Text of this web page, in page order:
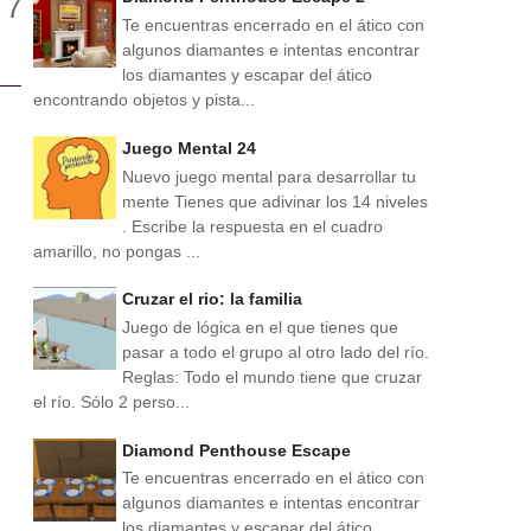
Te encuentras encerrado en el ático con
algunos diamantes e intentas encontrar
los diamantes y escapar del ático
encontrando objetos y pista...
Juego Mental 24
Nuevo juego mental para desarrollar tu
mente Tienes que adivinar los 14 niveles
. Escribe la respuesta en el cuadro
amarillo, no pongas ...
Cruzar el rio: la familia
Juego de lógica en el que tienes que
pasar a todo el grupo al otro lado del río.
Reglas: Todo el mundo tiene que cruzar
el río. Sólo 2 perso...
Diamond Penthouse Escape
Te encuentras encerrado en el ático con
algunos diamantes e intentas encontrar